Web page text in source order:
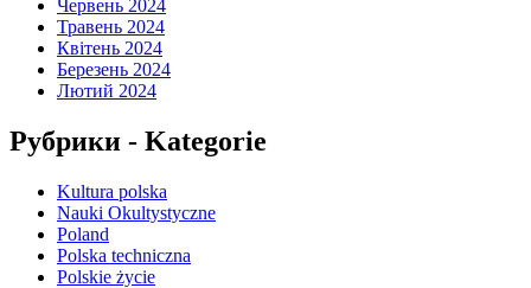
Червень 2024
Травень 2024
Квітень 2024
Березень 2024
Лютий 2024
Рубрики - Kategorie
Kultura polska
Nauki Okultystyczne
Poland
Polska techniczna
Polskie życie